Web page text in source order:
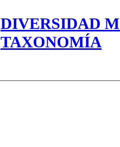
DIVERSIDAD
TAXONOMÍA